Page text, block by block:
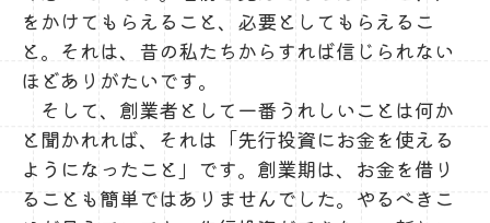
をかけてもらえること、必要としてもらえるこ
と。それは、昔の私たちからすれば信じられない
ほどありがたいです。
そして、創業者として一番うれしいことは何か
と聞かれれば、それは「先行投資にお金を使える
ようになったこと」です。創業期は、お金を借り
ることも簡単ではありませんでした。やるべきこ